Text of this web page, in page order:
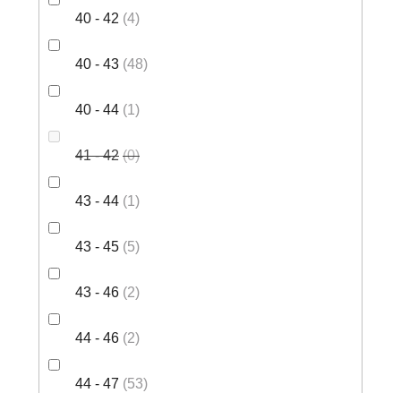
40 - 42 4
40 - 43 48
40 - 44 1
41 - 42 0
43 - 44 1
43 - 45 5
43 - 46 2
44 - 46 2
44 - 47 53